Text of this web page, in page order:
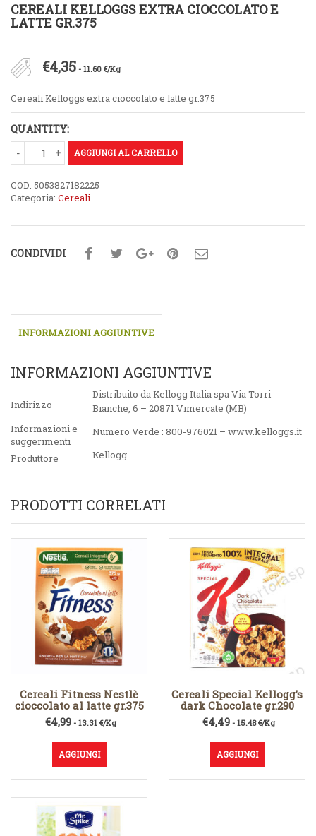
CEREALI KELLOGGS EXTRA CIOCCOLATO E
LATTE GR.375
€4,35 - 11.60 €/Kg
Cereali Kelloggs extra cioccolato e latte gr.375
QUANTITY:
AGGIUNGI AL CARRELLO
COD: 5053827182225
Categoria: Cereali
CONDIVIDI
INFORMAZIONI AGGIUNTIVE
INFORMAZIONI AGGIUNTIVE
Indirizzo
Distribuito da Kellogg Italia spa Via Torri
Bianche, 6 – 20871 Vimercate (MB)
Informazioni e
suggerimenti
Numero Verde : 800-976021 – www.kelloggs.it
Produttore Kellogg
PRODOTTI CORRELATI
Cereali Fitness Nestlè
cioccolato al latte gr.375
€4,99 - 13.31 €/Kg
AGGIUNGI
Cereali Special Kellogg’s
dark Chocolate gr.290
€4,49 - 15.48 €/Kg
AGGIUNGI